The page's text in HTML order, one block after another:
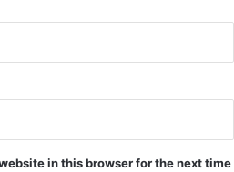
in this browser for the next time